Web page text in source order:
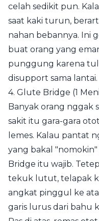
celah sedikit pun.
saat kaki turun,
nahan bebannya. Ini
buat orang yang
punggung karena
disupport sama lantai.
4. Glute Bridge (1
Banyak orang nggak
sakit itu gara-gara
lemes. Kalau pantat
yang bakal
Bridge itu wajib.
tekuk lutut, telapak
angkat pinggul ke
garis lurus dari bahu